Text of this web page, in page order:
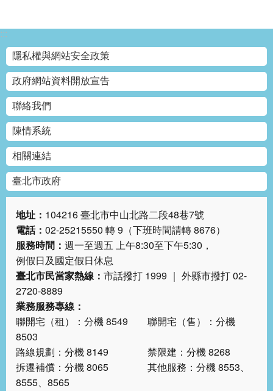
:::
隱私權與網站安全政策
政府網站資料開放宣告
聯絡我們
陳情系統
相關連結
臺北市政府
地址： 104216 臺北市中山北路二段48巷7號
電話： 02-25215550 轉 9（下班時間請轉 8676）
服務時間： 週一至週五 上午8:30至下午5:30，
例假日及國定假日休息
臺北市民當家熱線： 市話撥打 1999 ｜ 外縣市撥打 02-
2720-8889
業務服務專線：
聯開宅（租）：分機 8549 聯開宅（售）：分機
8503
路線規劃：分機 8149 禁限建：分機 8268
拆遷補償：分機 8065 其他服務：分機 8553、
8555、8565